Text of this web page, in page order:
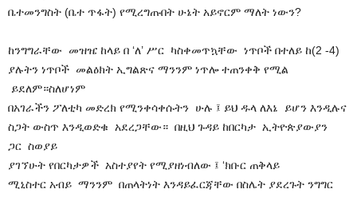
ቤተመንግስት (ቤተ ጥፋት) የሚረግጡበት ሁኔት አይኖርም ማለት ነውን?
ከንግግራቸው መዝዤ ከላይ በ ‘ለ’ ሥር ካስቀመጥኳቸው ነጥቦች በተለይ ከ(2 -4)
ያሉትን ነጥቦች መልዕክት ኢግልጽና ማንንም ነጥሎ ተጠንቀቅ የሚል
ይደለም።ስለሆነም
በአገራችን ፖለቲካ መድረክ የሚንቀሳቀሱትን ሁሉ ፤ ይህ ዱላ ለእኔ ይሆን እንዲሉና
ስጋት ውስጥ እንዲወድቁ አደረጋቸው። በዚህ ጉዳይ ከበርካታ ኢትዮጵያውያን
ጋር ስወያይ
ያገኘሁት የበርካታዎች አስተያየት የሚያዘነብለው ፤ ‘ክቡር ጠቅላይ
ሚኒስተር አብይ ማንንም በጠላትነት እንዳይፈርጃቸው በስሌት ያደረጉት ንግግር